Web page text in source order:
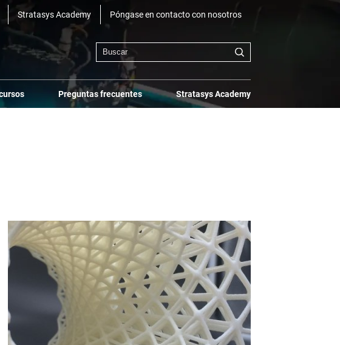
Stratasys Academy Póngase en contacto con nosotros
Preguntas frecuentes Stratasys Academy